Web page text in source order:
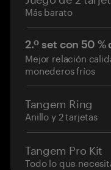
Más barato
2.º set con 50
Mejor relación
monederos fríos
Tangem Ring
Anillo y 2 tarjetas
Tangem Pro Kit
Todo lo que